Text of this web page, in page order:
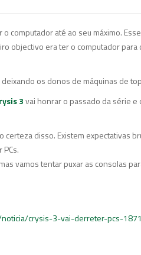
computador até ao seu máximo.
objectivo era ter o computador para
os donos de máquinas de
3vai honrar o passado da série e
certeza disso. Existem expectativas
vamos tentar puxar as consolas
crysis-3-vai-derreter-pcs-